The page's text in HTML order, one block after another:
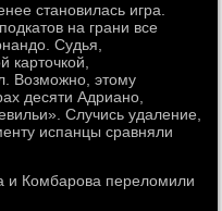
становилась игра.
на грани все
Судья,
карточкой,
Возможно, этому
десяти Адриано,
Случись удаление,
испанцы сравняли
и Комбарова переломили